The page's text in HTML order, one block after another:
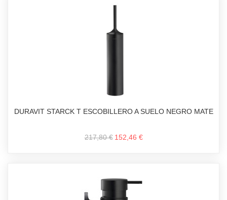
DURAVIT STARCK T ESCOBILLERO A SUELO NEGRO MATE
217,80 € 152,46 €